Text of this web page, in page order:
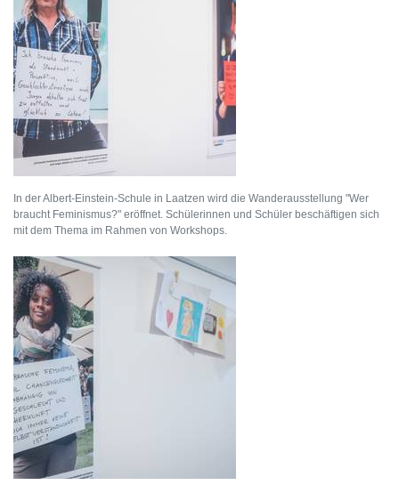
In der Albert-Einstein-Schule in Laatzen wird die Wanderausstellung "Wer
braucht Feminismus?" eröffnet. Schülerinnen und Schüler beschäftigen sich
mit dem Thema im Rahmen von Workshops.